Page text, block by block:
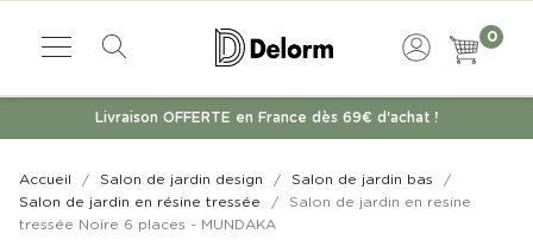
0
Livraison OFFERTE en France dès 69€ d'achat !
Accueil Salon de jardin design
Salon de jardin bas
Salon de jardin en résine tressée
Salon de jardin en resine
tressée Noire 6 places - MUNDAKA